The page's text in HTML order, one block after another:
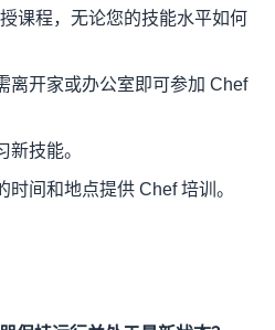
课程，无论您的技能水平如何
离开家或办公室即可参加 Chef
新技能。
间和地点提供 Chef 培训。